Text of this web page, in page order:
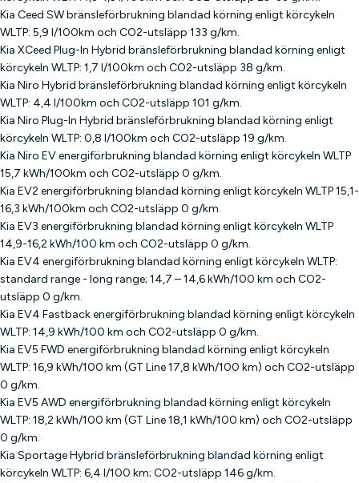
Kia Ceed SW bränsleförbrukning blandad körning enligt körcykeln
WLTP: 5,9 l/100km och CO2-utsläpp 133 g/km.
Kia XCeed Plug-In Hybrid bränsleförbrukning blandad körning enligt
körcykeln WLTP: 1,7 l/100km och CO2-utsläpp 38 g/km.
Kia Niro Hybrid bränsleförbrukning blandad körning enligt körcykeln
WLTP: 4,4 l/100km och CO2-utsläpp 101 g/km.
Kia Niro Plug-In Hybrid bränsleförbrukning blandad körning enligt
körcykeln WLTP: 0,8 l/100km och CO2-utsläpp 19 g/km.
Kia Niro EV energiförbrukning blandad körning enligt körcykeln WLTP
15,7 kWh/100km och CO2-utsläpp 0 g/km.
Kia EV2 energiförbrukning blandad körning enligt körcykeln WLTP 15,1-
16,3 kWh/100km och CO2-utsläpp 0 g/km.
Kia EV3 energiförbrukning blandad körning enligt körcykeln WLTP
14,9-16,2 kWh/100 km och CO2-utsläpp 0 g/km.
Kia EV4 energiförbrukning blandad körning enligt körcykeln WLTP:
standard range - long range; 14,7 – 14,6 kWh/100 km och CO2-
utsläpp 0 g/km.
Kia EV4 Fastback energiförbrukning blandad körning enligt körcykeln
WLTP: 14,9 kWh/100 km och CO2-utsläpp 0 g/km.
Kia EV5 FWD energiförbrukning blandad körning enligt körcykeln
WLTP: 16,9 kWh/100 km (GT Line 17,8 kWh/100 km) och CO2-utsläpp
0 g/km.
Kia EV5 AWD energiförbrukning blandad körning enligt körcykeln
WLTP: 18,2 kWh/100 km (GT Line 18,1 kWh/100 km) och CO2-utsläpp
0 g/km.
Kia Sportage Hybrid bränsleförbrukning blandad körning enligt
körcykeln WLTP: 6,4 l/100 km; CO2-utsläpp 146 g/km.